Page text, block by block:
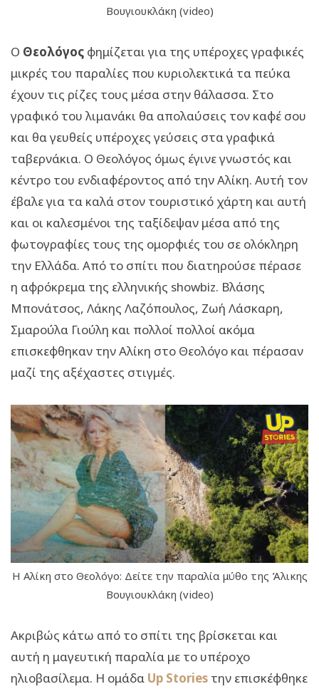
Βουγιουκλάκη (video)
Ο Θεολόγος φημίζεται για της υπέροχες γραφικές
μικρές του παραλίες που κυριολεκτικά τα πεύκα
έχουν τις ρίζες τους μέσα στην θάλασσα. Στο
γραφικό του λιμανάκι θα απολαύσεις τον καφέ σου
και θα γευθείς υπέροχες γεύσεις στα γραφικά
ταβερνάκια. Ο Θεολόγος όμως έγινε γνωστός και
κέντρο του ενδιαφέροντος από την Αλίκη. Αυτή τον
έβαλε για τα καλά στον τουριστικό χάρτη και αυτή
και οι καλεσμένοι της ταξίδεψαν μέσα από της
φωτογραφίες τους της ομορφιές του σε ολόκληρη
την Ελλάδα. Από το σπίτι που διατηρούσε πέρασε
η αφρόκρεμα της ελληνικής showbiz. Βλάσης
Μπονάτσος, Λάκης Λαζόπουλος, Ζωή Λάσκαρη,
Σμαρούλα Γιούλη και πολλοί πολλοί ακόμα
επισκεφθηκαν την Αλίκη στο Θεολόγο και πέρασαν
μαζί της αξέχαστες στιγμές.
Η Αλίκη στο Θεολόγο: Δείτε την παραλία μύθο της Άλικης
Βουγιουκλάκη (video)
Ακριβώς κάτω από το σπίτι της βρίσκεται και
αυτή η μαγευτική παραλία με το υπέροχο
ηλιοβασίλεμα. Η ομάδα Up Stories την επισκέφθηκε